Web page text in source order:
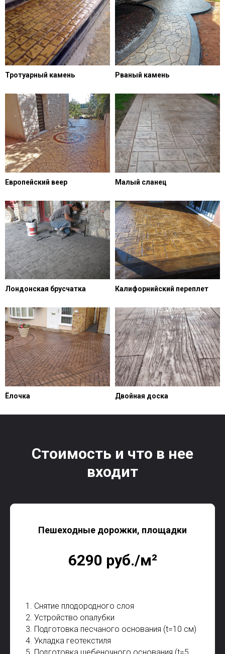
Тротуарный камень Рваный камень
Европейский веер Малый сланец
Лондонская брусчатка Калифорнийский переплет
Ёлочка Двойная доска
Стоимость и что в нее
входит
Пешеходные дорожки, площадки
6290 руб./м²
1. Снятие плодородного слоя
2. Устройство опалубки
3. Подготовка песчаного основания (t=10 см)
4. Укладка геотекстиля